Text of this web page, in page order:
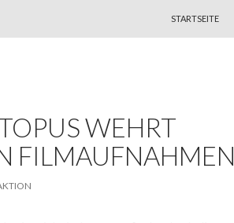
STARTSEITE
WEHRT
FILMAUFNAHMEN